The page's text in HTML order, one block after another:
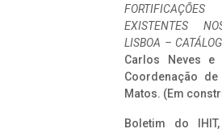
EXISTENTES
LISBOA –
Carlos Neves e
Coordenação
Matos. (Em
Boletim do